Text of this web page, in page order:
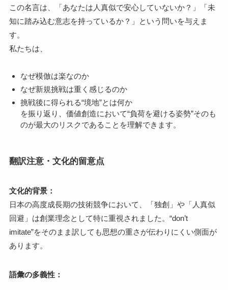
この名言は、「あなたは人真似で安心していないか？」「未
知に踏み込む意志を持っているか？」という問いを与えま
す。
私たちは、
なぜ模倣は楽なのか
なぜ新規挑戦は重く感じるのか
挑戦後に得られる“境地”とは何か
を振り返り、価値創造において“負荷を避ける姿勢”そのも
のが最大のリスクであることを理解できます。
翻訳注意・文化的留意点
文化的背景：
日本の高度成長期の技術競争において、「独創」や「人真似
回避」は創業理念として特に重視されました。“don’t
imitate”をそのまま訳しても思想の重さが伝わりにくい側面が
あります。
語彙の多義性：